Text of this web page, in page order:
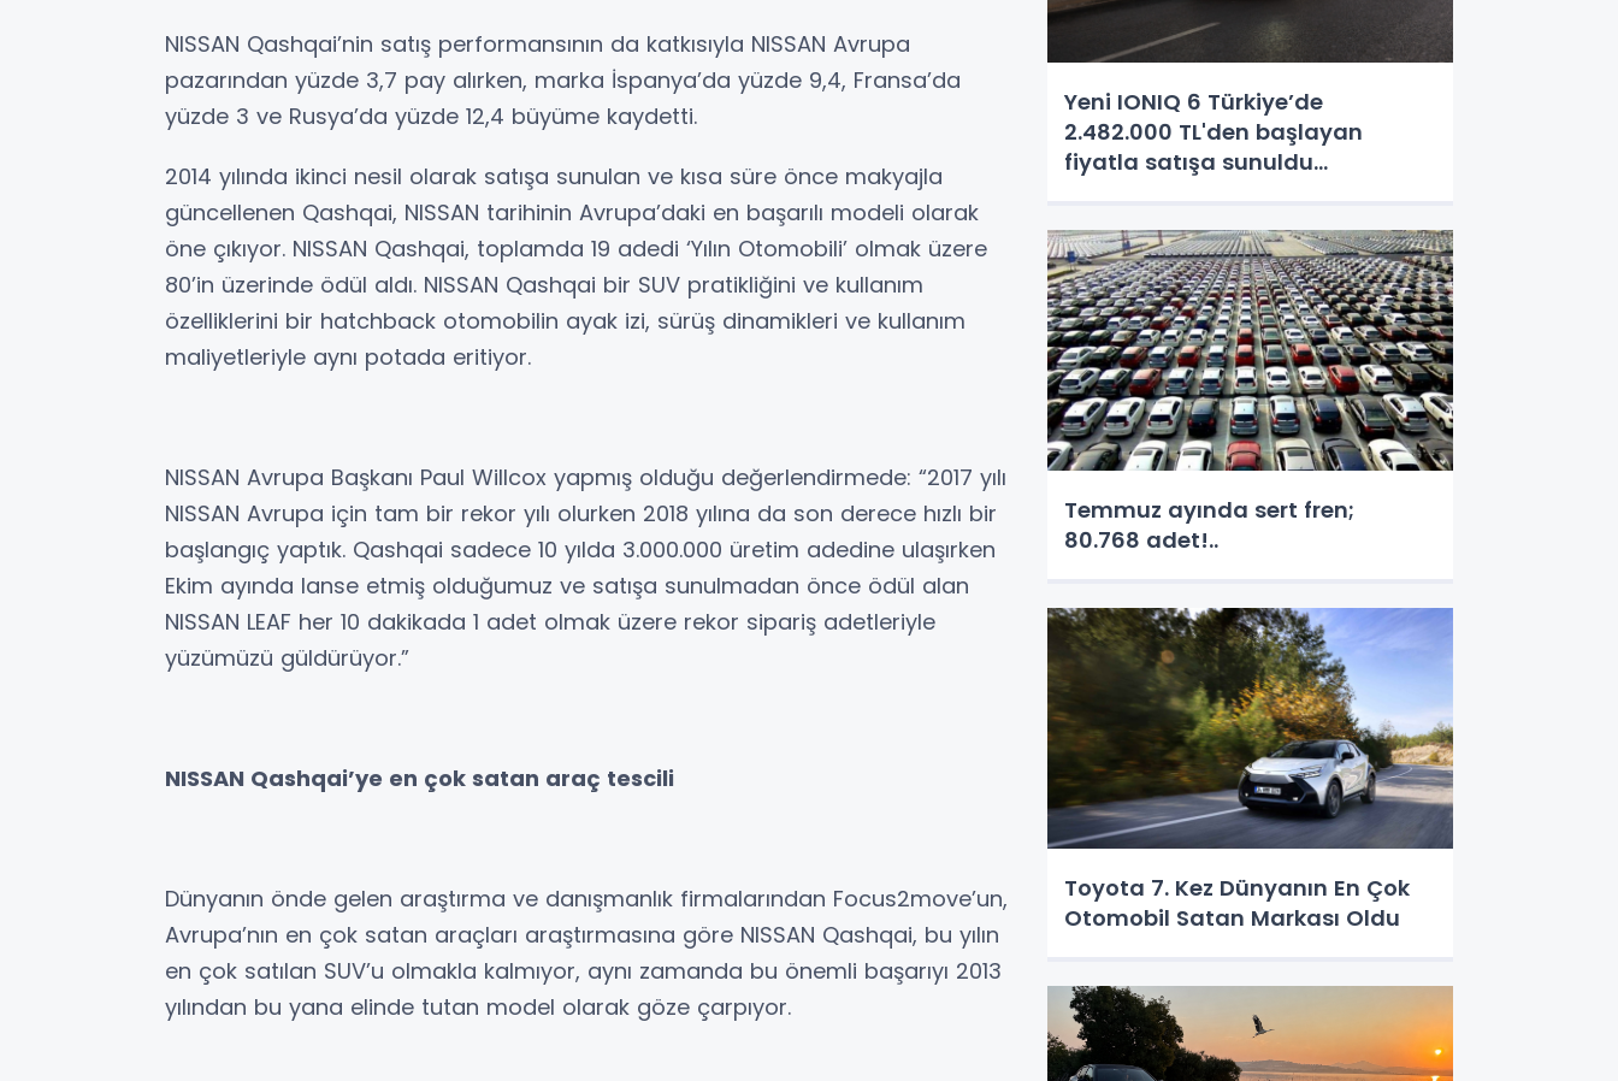
NISSAN Qashqai’nin satış performansının da katkısıyla NISSAN Avrupa
pazarından yüzde 3,7 pay alırken, marka İspanya’da yüzde 9,4, Fransa’da
yüzde 3 ve Rusya’da yüzde 12,4 büyüme kaydetti.
2014 yılında ikinci nesil olarak satışa sunulan ve kısa süre önce makyajla
güncellenen Qashqai, NISSAN tarihinin Avrupa’daki en başarılı modeli olarak
öne çıkıyor. NISSAN Qashqai, toplamda 19 adedi ‘Yılın Otomobili’ olmak üzere
80’in üzerinde ödül aldı. NISSAN Qashqai bir SUV pratikliğini ve kullanım
özelliklerini bir hatchback otomobilin ayak izi, sürüş dinamikleri ve kullanım
maliyetleriyle aynı potada eritiyor.
NISSAN Avrupa Başkanı Paul Willcox yapmış olduğu değerlendirmede: “2017 yılı
NISSAN Avrupa için tam bir rekor yılı olurken 2018 yılına da son derece hızlı bir
başlangıç yaptık. Qashqai sadece 10 yılda 3.000.000 üretim adedine ulaşırken
Ekim ayında lanse etmiş olduğumuz ve satışa sunulmadan önce ödül alan
NISSAN LEAF her 10 dakikada 1 adet olmak üzere rekor sipariş adetleriyle
yüzümüzü güldürüyor.”
NISSAN Qashqai’ye en çok satan araç tescili
Dünyanın önde gelen araştırma ve danışmanlık firmalarından Focus2move’un,
Avrupa’nın en çok satan araçları araştırmasına göre NISSAN Qashqai, bu yılın
en çok satılan SUV’u olmakla kalmıyor, aynı zamanda bu önemli başarıyı 2013
yılından bu yana elinde tutan model olarak göze çarpıyor.
Yeni IONIQ 6 Türkiye’de
2.482.000 TL'den başlayan
fiyatla satışa sunuldu...
Temmuz ayında sert fren;
80.768 adet!..
Toyota 7. Kez Dünyanın En Çok
Otomobil Satan Markası Oldu